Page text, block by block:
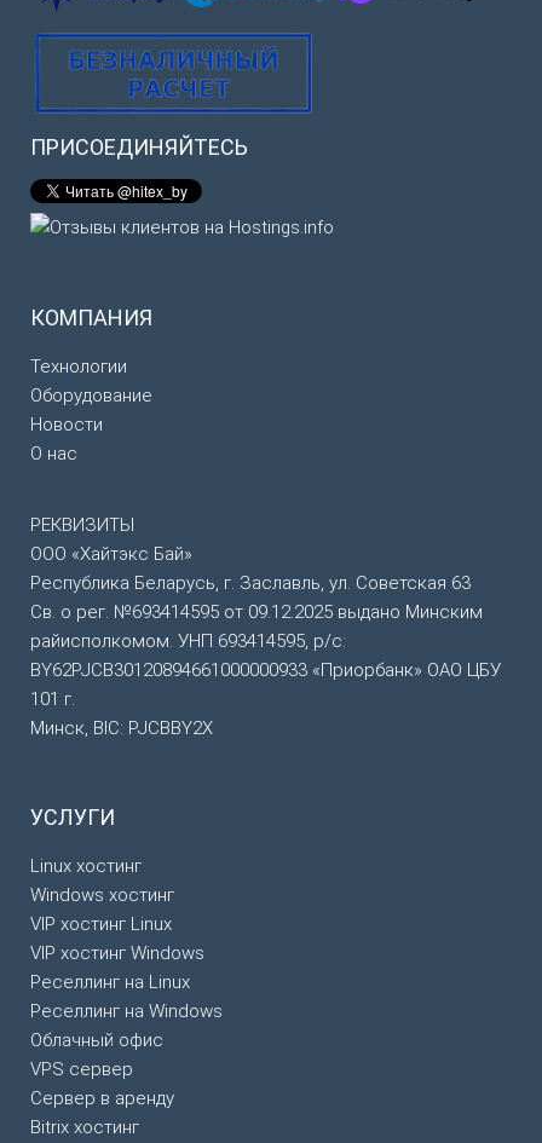
ПРИСОЕДИНЯЙТЕСЬ
КОМПАНИЯ
Технологии
Оборудование
Новости
О нас
РЕКВИЗИТЫ
ООО «Хайтэкс Бай»
Республика Беларусь, г. Заславль, ул. Советская 63
Св. о рег. №693414595 от 09.12.2025 выдано Минским
райисполкомом. УНП 693414595, р/с:
BY62PJCB30120894661000000933 «Приорбанк» ОАО ЦБУ
101 г.
Минск, BIC: PJCBBY2X
УСЛУГИ
Linux хостинг
Windows хостинг
VIP хостинг Linux
VIP хостинг Windows
Реселлинг на Linux
Реселлинг на Windows
Облачный офис
VPS сервер
Сервер в аренду
Bitrix хостинг